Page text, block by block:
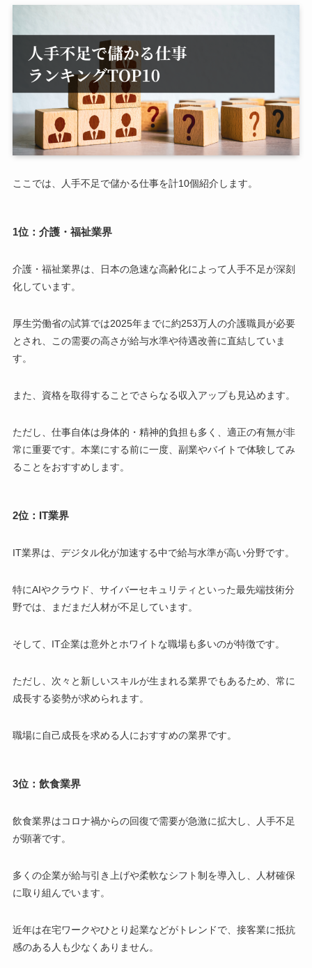
ここでは、人手不足で儲かる仕事を計10個紹介します。
1位：介護・福祉業界
介護・福祉業界は、日本の急速な高齢化によって人手不足が深刻
化しています。
厚生労働省の試算では2025年までに約253万人の介護職員が必要
とされ、この需要の高さが給与水準や待遇改善に直結していま
す。
また、資格を取得することでさらなる収入アップも見込めます。
ただし、仕事自体は身体的・精神的負担も多く、適正の有無が非
常に重要です。本業にする前に一度、副業やバイトで体験してみ
ることをおすすめします。
2位：IT業界
IT業界は、デジタル化が加速する中で給与水準が高い分野です。
特にAIやクラウド、サイバーセキュリティといった最先端技術分
野では、まだまだ人材が不足しています。
そして、IT企業は意外とホワイトな職場も多いのが特徴です。
ただし、次々と新しいスキルが生まれる業界でもあるため、常に
成長する姿勢が求められます。
職場に自己成長を求める人におすすめの業界です。
3位：飲食業界
飲食業界はコロナ禍からの回復で需要が急激に拡大し、人手不足
が顕著です。
多くの企業が給与引き上げや柔軟なシフト制を導入し、人材確保
に取り組んでいます。
近年は在宅ワークやひとり起業などがトレンドで、接客業に抵抗
感のある人も少なくありません。